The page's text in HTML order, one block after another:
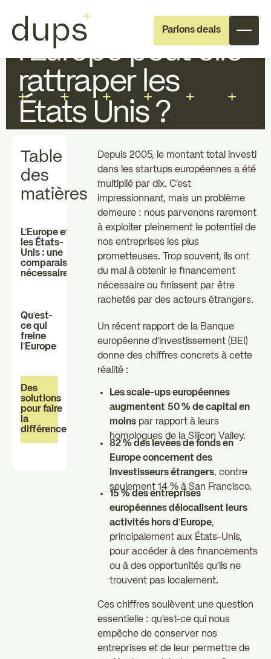
Full deal execution Specialist support
À propos de dups L'équipe
Recrutement
Investisseurs
individuels
Investisseurs
professionnels
Parlons deals
Capital risque :
l’Europe peut elle
rattraper les
États Unis ?
Table
des
matières
L'Europe et
les États-
Unis : une
comparaison
nécessaire
Qu'est-
ce qui
freine
l'Europe
Des
solutions
pour faire
la
différence
Depuis 2005, le montant total investi
dans les startups européennes a été
multiplié par dix. C'est
impressionnant, mais un problème
demeure : nous parvenons rarement
à exploiter pleinement le potentiel de
nos entreprises les plus
prometteuses. Trop souvent, ils ont
du mal à obtenir le financement
nécessaire ou finissent par être
rachetés par des acteurs étrangers.
Un récent rapport de la Banque
européenne d'investissement (BEI)
donne des chiffres concrets à cette
réalité :
Les scale-ups européennes
augmentent 50 % de capital en
moinspar rapport à leurs
homologues de la Silicon Valley.
82 % des levées de fonds en
Europe concernent des
investisseurs étrangers, contre
seulement 14 % à San Francisco.
15 % des entreprises
européennes délocalisent leurs
activités hors d'Europe,
principalement aux États-Unis,
pour accéder à des financements
ou à des opportunités qu'ils ne
trouvent pas localement.
Ces chiffres soulèvent une question
essentielle : qu'est-ce qui nous
empêche de conserver nos
entreprises et de leur permettre de